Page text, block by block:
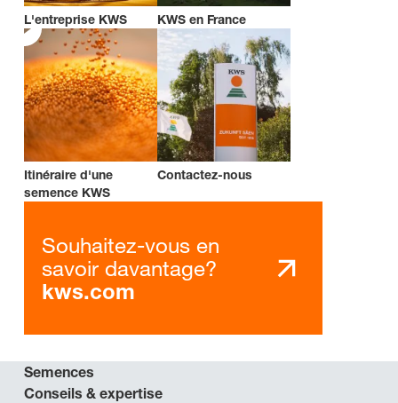
L'entreprise KWS KWS en France
Itinéraire d'une
semence KWS
Contactez-nous
Souhaitez-vous en
savoir davantage?
kws.com
Semences
Conseils & expertise